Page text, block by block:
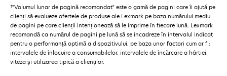
†"Volumul lunar de pagină recomandat" este o gamă de pagini care îi ajută pe
clienți să evalueze ofertele de produse ale Lexmark pe baza numărului mediu
de pagini pe care clienții intenționează să le imprime în fiecare lună. Lexmark
recomandă ca numărul de pagini pe lună să se încadreze în intervalul indicat
pentru o performanță optimă a dispozitivului, pe baza unor factori cum ar fi:
intervalele de înlocuire a consumabilelor, intervalele de încărcare a hârtiei,
viteza și utilizarea tipică a clienților.